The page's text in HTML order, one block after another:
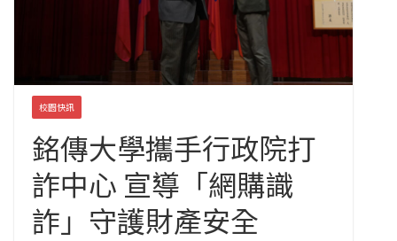
校園快訊
銘傳大學攜手行政院打
詐中心 宣導「網購識
詐」守護財產安全